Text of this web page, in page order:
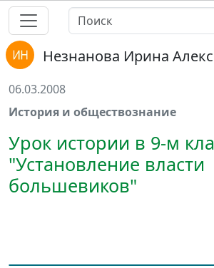
Незнанова Ирина
06.03.2008
История и обществознание
Урок истории в 9-м
"Установление власти
большевиков"